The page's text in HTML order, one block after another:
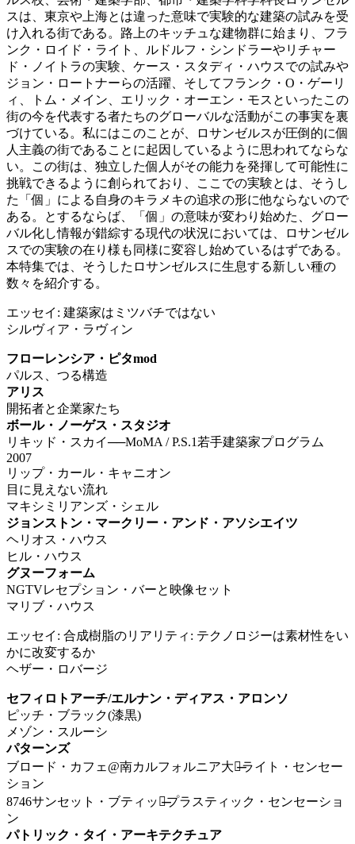
スは、東京や上海とは違った意味で実験的な建築の試みを受
け入れる街である。路上のキッチュな建物群に始まり、フラ
ンク・ロイド・ライト、ルドルフ・シンドラーやリチャー
ド・ノイトラの実験、ケース・スタディ・ハウスでの試みや
ジョン・ロートナーらの活躍、そしてフランク・O・ゲーリ
ィ、トム・メイン、エリック・オーエン・モスといったこの
街の今を代表する者たちのグローバルな活動がこの事実を裏
づけている。私にはこのことが、ロサンゼルスが圧倒的に個
人主義の街であることに起因しているように思われてならな
い。この街は、独立した個人がその能力を発揮して可能性に
挑戦できるように創られており、ここでの実験とは、そうし
た「個」による自身のキラメキの追求の形に他ならないので
ある。とするならば、「個」の意味が変わり始めた、グロー
バル化し情報が錯綜する現代の状況においては、ロサンゼル
スでの実験の在り様も同様に変容し始めているはずである。
本特集では、そうしたロサンゼルスに生息する新しい種の
数々を紹介する。
エッセイ: 建築家はミツバチではない
シルヴィア・ラヴィン
フローレンシア・ピタmod
パルス、つる構造
アリス
開拓者と企業家たち
ボール・ノーゲス・スタジオ
リキッド・スカイ──MoMA / P.S.1若手建築家プログラム
2007
リップ・カール・キャニオン
目に見えない流れ
マキシミリアンズ・シェル
ジョンストン・マークリー・アンド・アソシエイツ
ヘリオス・ハウス
ヒル・ハウス
グヌーフォーム
NGTVレセプション・バーと映像セット
マリブ・ハウス
エッセイ: 合成樹脂のリアリティ: テクノロジーは素材性をい
かに改変するか
ヘザー・ロバージ
セフィロトアーチ/エルナン・ディアス・アロンソ
ピッチ・ブラック(漆黒)
メゾン・スルーシ
パターンズ
ブロード・カフェ@南カルフォルニア大学̶̶ライト・センセー
ション
8746サンセット・ブティック̶̶プラスティック・センセーショ
ン
パトリック・タイ・アーキテクチュア